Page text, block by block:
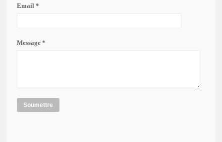
Email *
Message *
Soumettre